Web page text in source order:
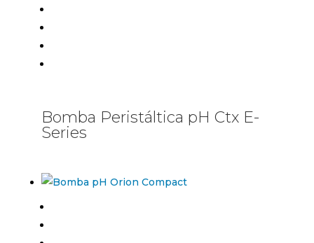
Bomba Peristáltica pH Ctx E-
Series